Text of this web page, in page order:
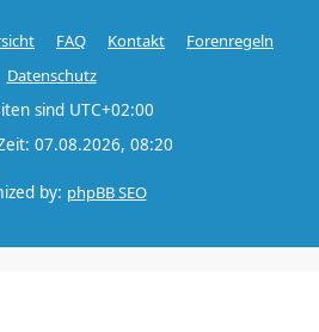
FAQ Kontakt
Forenregeln
Datenschutz
sind UTC+02:00
07.08.2026, 08:20
by: phpBB SEO